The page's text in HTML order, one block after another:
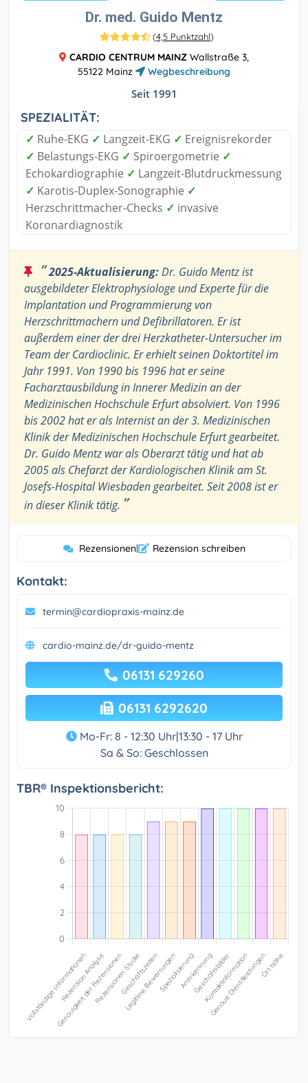
Dr. med. Guido Mentz
(4,5 Punktzahl)
CARDIO CENTRUM MAINZ Wallstraße 3,
55122 Mainz
Wegbeschreibung
Seit 1991
SPEZIALITÄT:
✓ Ruhe-EKG ✓ Langzeit-EKG ✓ Ereignisrekorder
✓ Belastungs-EKG ✓ Spiroergometrie ✓
Echokardiographie ✓ Langzeit-Blutdruckmessung
✓ Karotis-Duplex-Sonographie ✓
Herzschrittmacher-Checks ✓ invasive
Koronardiagnostik
“2025-Aktualisierung:Dr. Guido Mentz ist
ausgebildeter Elektrophysiologe und Experte für die
Implantation und Programmierung von
Herzschrittmachern und Defibrillatoren. Er ist
außerdem einer der drei Herzkatheter-Untersucher im
Team der Cardioclinic. Er erhielt seinen Doktortitel im
Jahr 1991. Von 1990 bis 1996 hat er seine
Facharztausbildung in Innerer Medizin an der
Medizinischen Hochschule Erfurt absolviert. Von 1996
bis 2002 hat er als Internist an der 3. Medizinischen
Klinik der Medizinischen Hochschule Erfurt gearbeitet.
Dr. Guido Mentz war als Oberarzt tätig und hat ab
2005 als Chefarzt der Kardiologischen Klinik am St.
Josefs-Hospital Wiesbaden gearbeitet. Seit 2008 ist er
in dieser Klinik tätig. ”
Rezensionen| Rezension schreiben
Kontakt:
termin@cardiopraxis-mainz.de
cardio-mainz.de/dr-guido-mentz
06131 629260
06131 6292620
Mo-Fr: 8 - 12:30 Uhr|13:30 - 17 Uhr
Sa & So: Geschlossen
TBR® Inspektionsbericht: